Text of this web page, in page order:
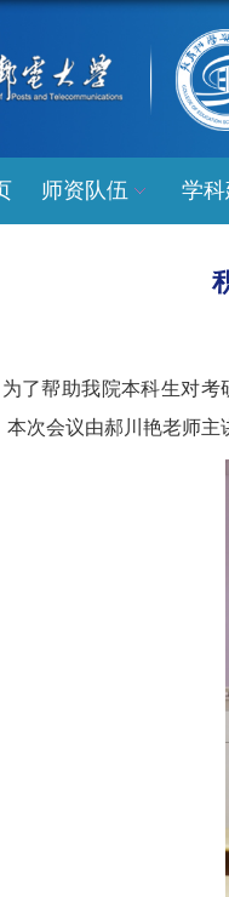
师资队伍 学
为了帮助我院本科生对考
本次会议由郝川艳老师主